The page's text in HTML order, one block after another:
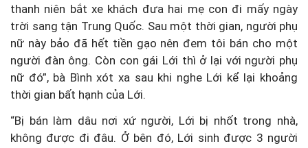
thanh niên bắt xe khách đưa hai mẹ con đi mấy ngày
trời sang tận Trung Quốc. Sau một thời gian, người phụ
nữ này bảo đã hết tiền gạo nên đem tôi bán cho một
người đàn ông. Còn con gái Lới thì ở lại với người phụ
nữ đó”, bà Bình xót xa sau khi nghe Lới kể lại khoảng
thời gian bất hạnh của Lới.
“Bị bán làm dâu nơi xứ người, Lới bị nhốt trong nhà,
không được đi đâu. Ở bên đó, Lới sinh được 3 người